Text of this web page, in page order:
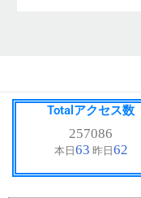
Totalアクセス数